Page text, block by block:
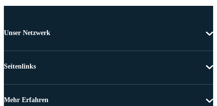
Unser Netzwerk
Seitenlinks
Mehr Erfahren